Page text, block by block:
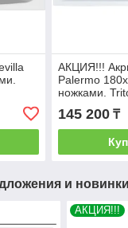
АКЦИЯ!!!
Palermo
ножками.
145 200₸
и новинки
АКЦИЯ!!!